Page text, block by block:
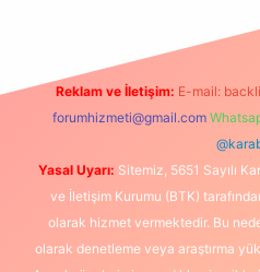
Reklam ve İletişim: E-mail:
forumhizmeti@gmail.com
Yasal Uyarı: Sitemiz, 5651 Sayılı
ve İletişim Kurumu (BTK)
olarak hizmet vermektedir. Bu
olarak denetleme veya araştırma